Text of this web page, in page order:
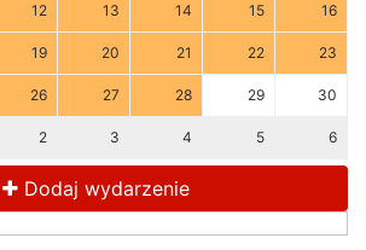
12 13 14 15 16
19 20 21 22 23
26 27 28 29 30
2 3 4 5 6
Dodaj wydarzenie